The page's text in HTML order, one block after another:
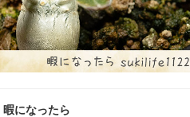
暇になったら